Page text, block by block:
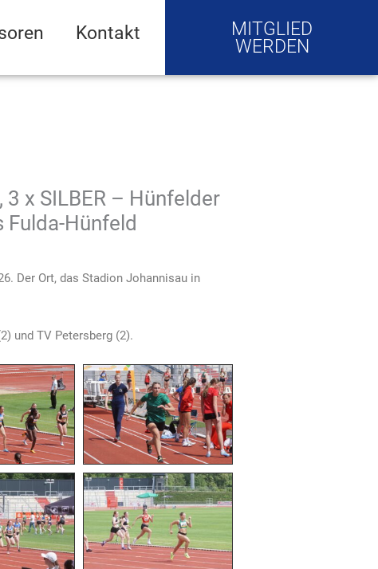
Kontakt
MITGLIED
WERDEN
x SILBER – Hünfelder
Hünfeld
Der Ort, das Stadion Johannisau in
und TV Petersberg (2).